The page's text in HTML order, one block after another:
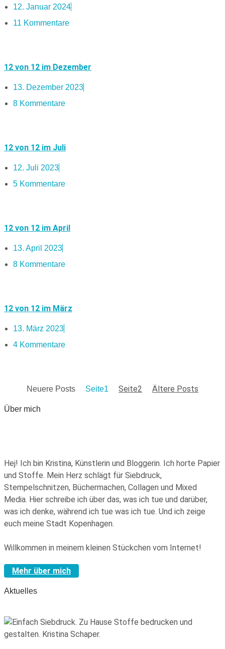
12. Januar 2024
11 Kommentare
12 von 12 im Dezember
13. Dezember 2023
8 Kommentare
12 von 12 im Juli
12. Juli 2023
5 Kommentare
12 von 12 im April
13. April 2023
8 Kommentare
12 von 12 im März
13. März 2023
4 Kommentare
Neuere Posts Seite1 Seite2 Ältere Posts
Über mich
Hej! Ich bin Kristina, Künstlerin und Bloggerin. Ich horte Papier
und Stoffe. Mein Herz schlägt für Siebdruck,
Stempelschnitzen, Büchermachen, Collagen und Mixed
Media. Hier schreibe ich über das, was ich tue und darüber,
was ich denke, während ich tue was ich tue. Und ich zeige
euch meine Stadt Kopenhagen.
Willkommen in meinem kleinen Stückchen vom Internet!
Mehr über mich
Aktuelles